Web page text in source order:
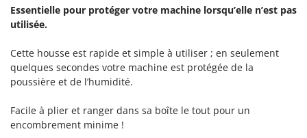
Stiga
Stocker
Sunseeker
T
Tecla
TecnoGen
Tellarini Pompe
Essentielle pour protéger votre machine lorsqu’elle n’est pas
utilisée.
Cette housse est rapide et simple à utiliser ; en seulement
quelques secondes votre machine est protégée de la
poussière et de l’humidité.
Facile à plier et ranger dans sa boîte le tout pour un
encombrement minime !